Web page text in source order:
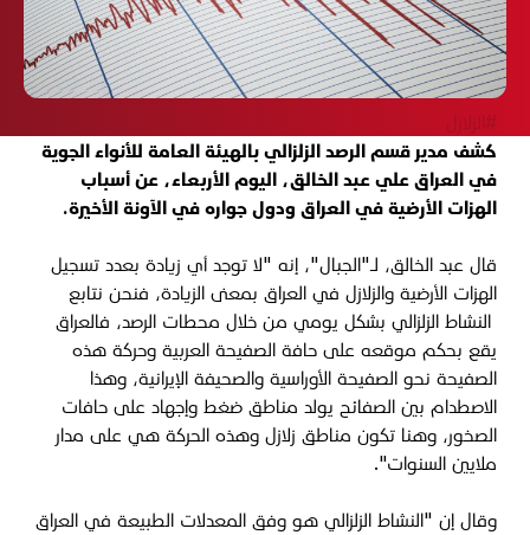
#الزلازل
كشف مدير قسم الرصد الزلزالي بالهيئة العامة للأنواء الجوية
في العراق علي عبد الخالق، اليوم الأربعاء، عن أسباب
الهزات الأرضية في العراق ودول جواره في الآونة الأخيرة.
قال عبد الخالق، لـ"الجبال"، إنه "لا توجد أي زيادة بعدد تسجيل
الهزات الأرضية والزلازل في العراق بمعنى الزيادة، فنحن نتابع
النشاط الزلزالي بشكل يومي من خلال محطات الرصد، فالعراق
يقع بحكم موقعه على حافة الصفيحة العربية وحركة هذه
الصفيحة نحو الصفيحة الأوراسية والصحيفة الإيرانية، وهذا
الاصطدام بين الصفائح يولد مناطق ضغط وإجهاد على حافات
الصخور، وهنا تكون مناطق زلازل وهذه الحركة هي على مدار
ملايين السنوات".
وقال إن "النشاط الزلزالي هو وفق المعدلات الطبيعة في العراق